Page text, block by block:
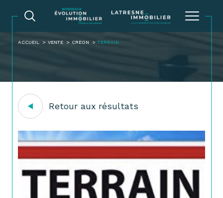
ACCUEIL VENTE CREON TERRAIN
Retour aux résultats